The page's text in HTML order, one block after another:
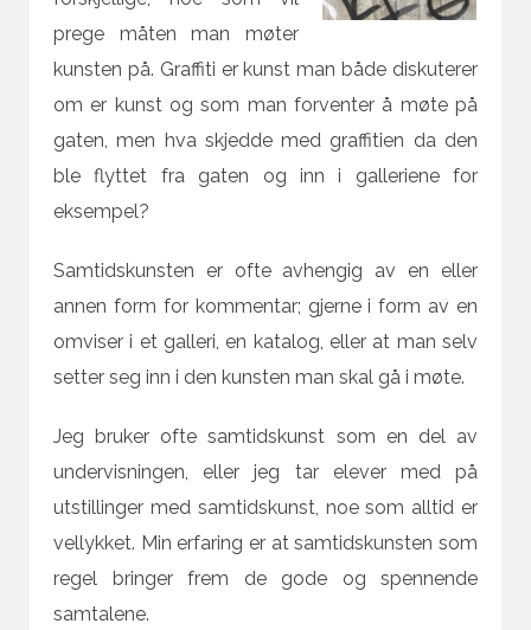
prege måten man møter
kunsten på. Graffiti er kunst man både diskuterer
om er kunst og som man forventer å møte på
gaten, men hva skjedde med graffitien da den
ble flyttet fra gaten og inn i galleriene for
eksempel?
Samtidskunsten er ofte avhengig av en eller
annen form for kommentar; gjerne i form av en
omviser i et galleri, en katalog, eller at man selv
setter seg inn i den kunsten man skal gå i møte.
Jeg bruker ofte samtidskunst som en del av
undervisningen, eller jeg tar elever med på
utstillinger med samtidskunst, noe som alltid er
vellykket. Min erfaring er at samtidskunsten som
regel bringer frem de gode og spennende
samtalene.